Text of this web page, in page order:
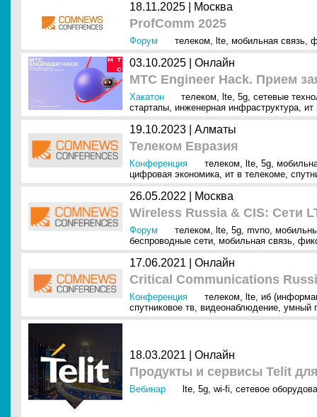
18.11.2025 | Москва
ProfComm 2025
Форум телеком, lte, мобильная связь,
03.10.2025 | Онлайн
MTC Engineer Hack. Прием
Хакатон телеком, lte, 5g, сетевые
стартапы, инженерная инфраструктура, ит
19.10.2023 | Алматы
Телеком Евразия
Конференция телеком, lte, 5g,
цифровая экономика, ит в телекоме,
26.05.2022 | Москва
Wireless Russia & CIS: Сети
Форум телеком, lte, 5g, mvno,
беспроводные сети, мобильная связь,
17.06.2021 | Онлайн
Critical Communications
Конференция телеком, lte, иб
спутниковое тв, видеонаблюдение, умный
18.03.2021 | Онлайн
Продукты и сервисы Telit
Вебинар lte, 5g, wi-fi, сетевое